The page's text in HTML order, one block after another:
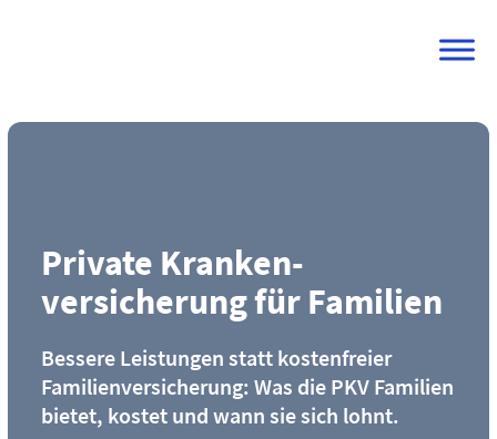
Private Kranken­
versicherung für Familien
Bessere Leistungen statt kostenfreier
Familienversicherung: Was die PKV Familien
bietet, kostet und wann sie sich lohnt.